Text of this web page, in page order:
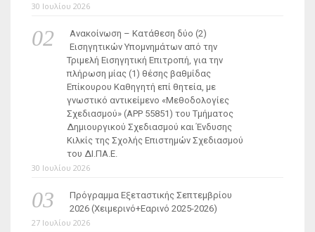
30 Ιουλίου 2026
Ανακοίνωση – Κατάθεση δύο (2)
Εισηγητικών Υπομνημάτων από την
Τριμελή Εισηγητική Επιτροπή, για την
πλήρωση μίας (1) θέσης βαθμίδας
Επίκουρου Καθηγητή επί θητεία, με
γνωστικό αντικείμενο «Μεθοδολογίες
Σχεδιασμού» (ΑΡΡ 55851) του Τμήματος
Δημιουργικού Σχεδιασμού και Ένδυσης
Κιλκίς της Σχολής Επιστημών Σχεδιασμού
του ΔΙ.ΠΑ.Ε.
30 Ιουλίου 2026
Πρόγραμμα Εξεταστικής Σεπτεμβρίου
2026 (Χειμερινό+Εαρινό 2025-2026)
27 Ιουλίου 2026